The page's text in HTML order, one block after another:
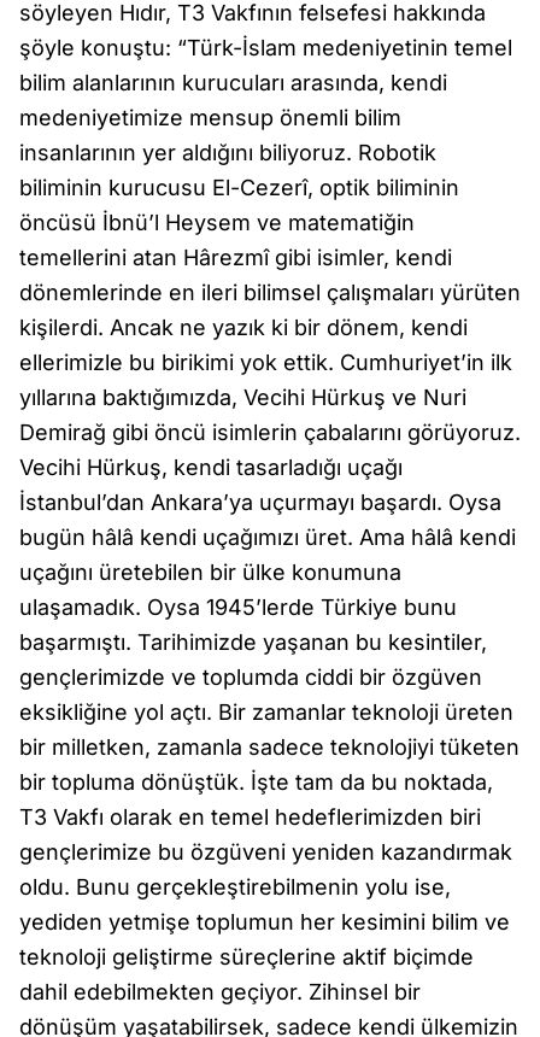
söyleyen Hıdır, T3 Vakfının felsefesi hakkında
şöyle konuştu: “Türk-İslam medeniyetinin temel
bilim alanlarının kurucuları arasında, kendi
medeniyetimize mensup önemli bilim
insanlarının yer aldığını biliyoruz. Robotik
biliminin kurucusu El-Cezerî, optik biliminin
öncüsü İbnü’l Heysem ve matematiğin
temellerini atan Hârezmî gibi isimler, kendi
dönemlerinde en ileri bilimsel çalışmaları yürüten
kişilerdi. Ancak ne yazık ki bir dönem, kendi
ellerimizle bu birikimi yok ettik. Cumhuriyet’in ilk
yıllarına baktığımızda, Vecihi Hürkuş ve Nuri
Demirağ gibi öncü isimlerin çabalarını görüyoruz.
Vecihi Hürkuş, kendi tasarladığı uçağı
İstanbul’dan Ankara’ya uçurmayı başardı. Oysa
bugün hâlâ kendi uçağımızı üret. Ama hâlâ kendi
uçağını üretebilen bir ülke konumuna
ulaşamadık. Oysa 1945’lerde Türkiye bunu
başarmıştı. Tarihimizde yaşanan bu kesintiler,
gençlerimizde ve toplumda ciddi bir özgüven
eksikliğine yol açtı. Bir zamanlar teknoloji üreten
bir milletken, zamanla sadece teknolojiyi tüketen
bir topluma dönüştük. İşte tam da bu noktada,
T3 Vakfı olarak en temel hedeflerimizden biri
gençlerimize bu özgüveni yeniden kazandırmak
oldu. Bunu gerçekleştirebilmenin yolu ise,
yediden yetmişe toplumun her kesimini bilim ve
teknoloji geliştirme süreçlerine aktif biçimde
dahil edebilmekten geçiyor. Zihinsel bir
dönüşüm yaşatabilirsek, sadece kendi ülkemizin